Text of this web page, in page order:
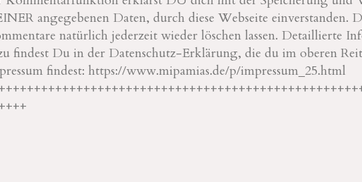
angegebenen Daten, durch diese Webseite einverstanden.
natürlich jederzeit wieder löschen lassen. Detaillierte
findest Du in der Datenschutz-Erklärung, die du im oberen
findest: https://www.mipamias.de/p/impressum_25.html